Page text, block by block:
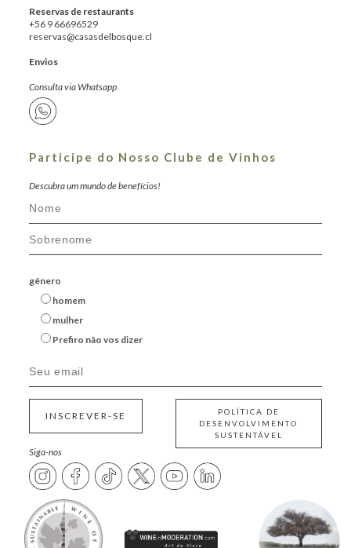
Reservas de restaurants
+56 9 66696529
reservas@casasdelbosque.cl
Envios
Consulta via Whatsapp
Participe do Nosso Clube de Vinhos
Descubra um mundo de benefícios!
gênero
homem
mulher
Prefiro não vos dizer
INSCREVER-SE
POLÍTICA DE
DESENVOLVIMENTO
SUSTENTÁVEL
Siga-nos